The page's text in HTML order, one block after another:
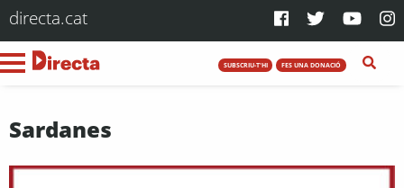
directa.cat
SUBSCRIU-T'HI FES UNA DONACIÓ
Sardanes